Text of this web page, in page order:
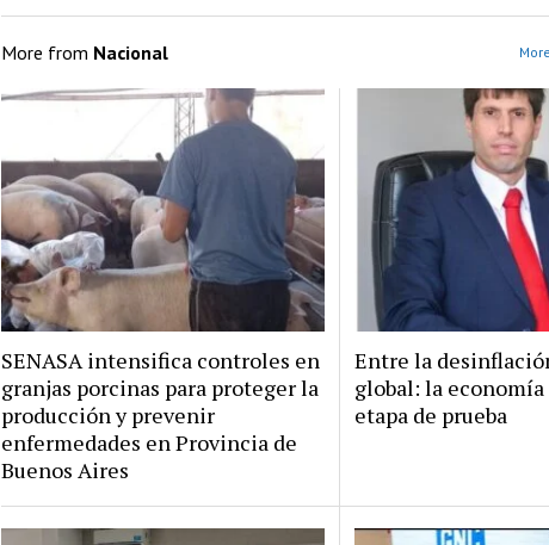
More from Nacional
SENASA intensifica controles en
granjas porcinas para proteger la
producción y prevenir
enfermedades en Provincia de
Buenos Aires
Entre la
global: la
etapa de prueba